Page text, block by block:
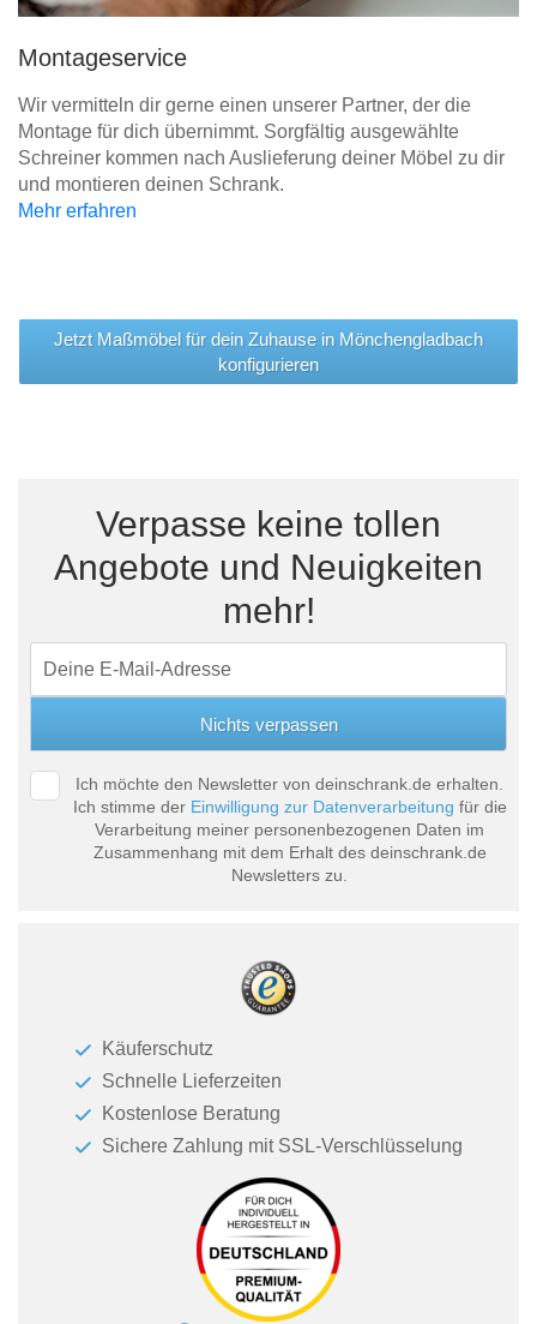
Montageservice
Wir vermitteln dir gerne einen unserer Partner, der die
Montage für dich übernimmt. Sorgfältig ausgewählte
Schreiner kommen nach Auslieferung deiner Möbel zu dir
und montieren deinen Schrank.
Mehr erfahren
Jetzt Maßmöbel für dein Zuhause in Mönchengladbach
konfigurieren
Verpasse keine tollen
Angebote und Neuigkeiten
mehr!
Ich möchte den Newsletter von deinschrank.de erhalten.
Ich stimme der Einwilligung zur Datenverarbeitung für die
Verarbeitung meiner personenbezogenen Daten im
Zusammenhang mit dem Erhalt des deinschrank.de
Newsletters zu.
Käuferschutz
Schnelle Lieferzeiten
Kostenlose Beratung
Sichere Zahlung mit SSL-Verschlüsselung